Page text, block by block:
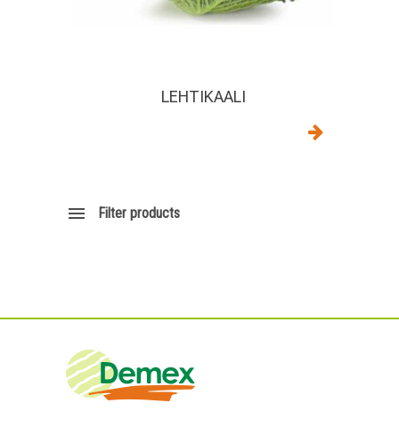
LEHTIKAALI
Filter products